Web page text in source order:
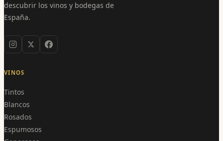
descubrir los vinos y bodegas de
España.
VINOS
Tintos
Blancos
Rosados
Espumosos